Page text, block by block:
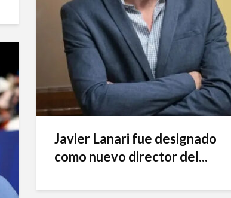
Javier Lanari fue designado
como nuevo director del...